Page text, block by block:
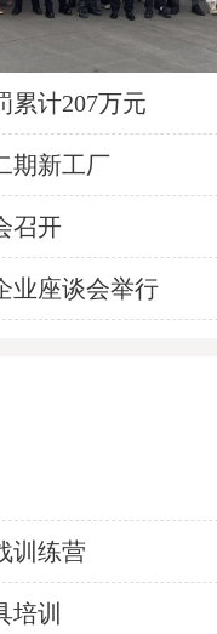
累计207万元
期新工厂
召开
业座谈会举行
训练营
培训